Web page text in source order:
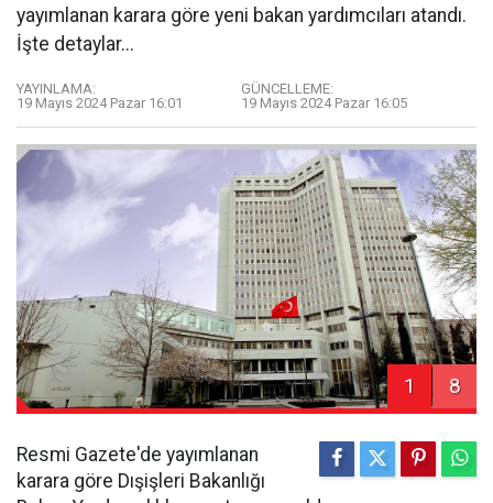
yayımlanan karara göre yeni bakan yardımcıları atandı.
İşte detaylar...
YAYINLAMA:
19 Mayıs 2024 Pazar 16:01
GÜNCELLEME:
19 Mayıs 2024 Pazar 16:05
1 8
Resmi Gazete'de yayımlanan
karara göre Dışişleri Bakanlığı